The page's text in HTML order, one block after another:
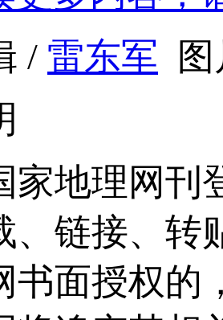
/ 雷东军
家地理网刊
、链接、转
书面授权的